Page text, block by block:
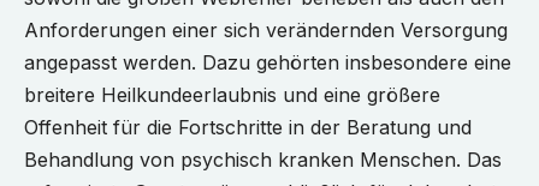
Anforderungen einer sich verändernden Versorgung
angepasst werden. Dazu gehörten insbesondere eine
breitere Heilkundeerlaubnis und eine größere
Offenheit für die Fortschritte in der Beratung und
Behandlung von psychisch kranken Menschen. Das